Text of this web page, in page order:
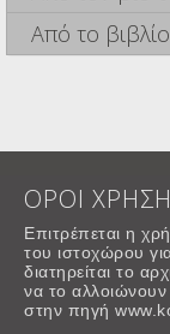
Από το
ΟΡΟΙ
Επιτρέπεται η
του ιστοχώρου
διατηρείται το
να το
στην πηγή